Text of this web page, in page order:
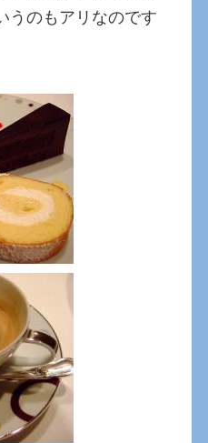
うのもアリなのです